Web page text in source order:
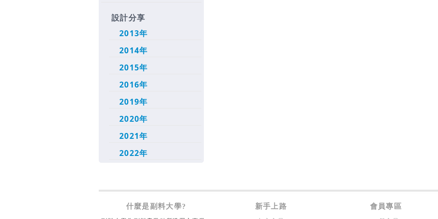
設計分享
2013年
2014年
2015年
2016年
2019年
2020年
2021年
2022年
什麼是副料大學? 新手上路 會員專區